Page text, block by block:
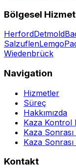
Bölgesel Hizmet
HerfordDetmold
SalzuflenLemgo
Wiedenbrück
Navigation
Hizmetler
Süreç
Hakkımızda
Kaza Kontrol
Kaza
Kaza
Kontakt